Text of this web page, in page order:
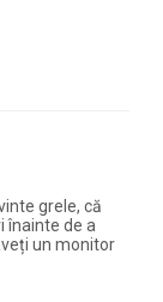
grele, că
înainte de a
un monitor